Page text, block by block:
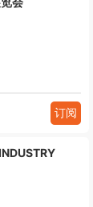
订阅